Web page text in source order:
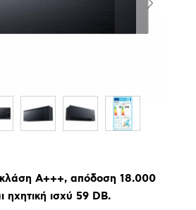
Α+++, απόδοση 18.000
ηχητική ισχύ 59 DB.